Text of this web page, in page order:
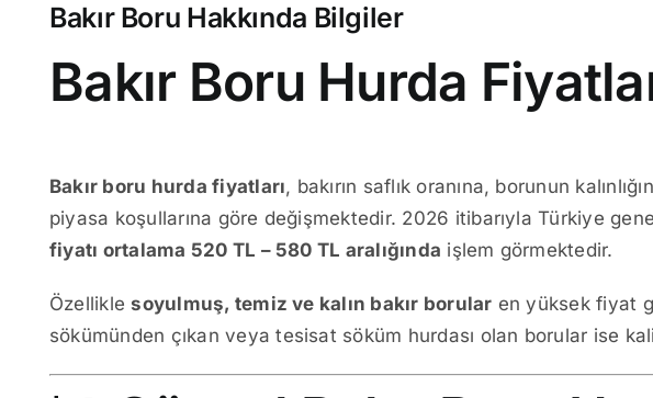
Bakır Boru Hakkında Bilgiler
Bakır Boru Hurda
Bakır boru hurda fiyatları, bakırın saflık oranına, borunun
piyasa koşullarına göre değişmektedir. 2026 itibarıyla Türkiye
fiyatı ortalama 520 TL – 580 TL aralığında işlem görmektedir.
Özelliklesoyulmuş, temiz ve kalın bakır borular en yüksek fiyat
sökümünden çıkan veya tesisat söküm hurdası olan borular ise